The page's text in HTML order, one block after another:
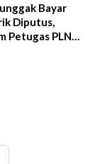
Bayar
Diputus,
Petugas PLN